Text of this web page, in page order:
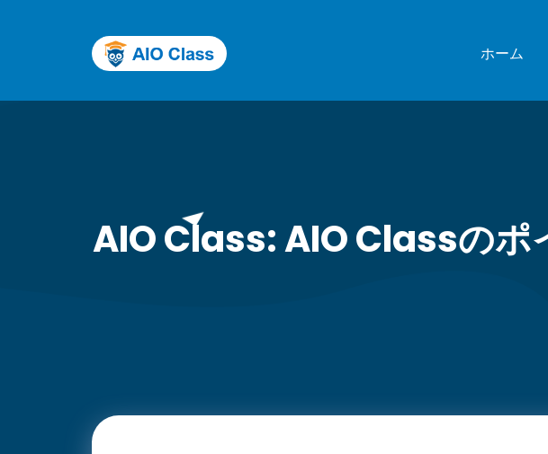
ホーム
AIO Class: AIO Classのポ